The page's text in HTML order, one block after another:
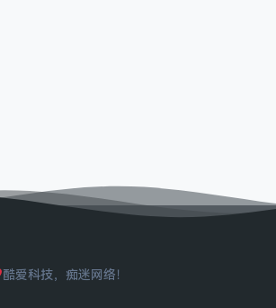
酷爱科技，痴迷网络！